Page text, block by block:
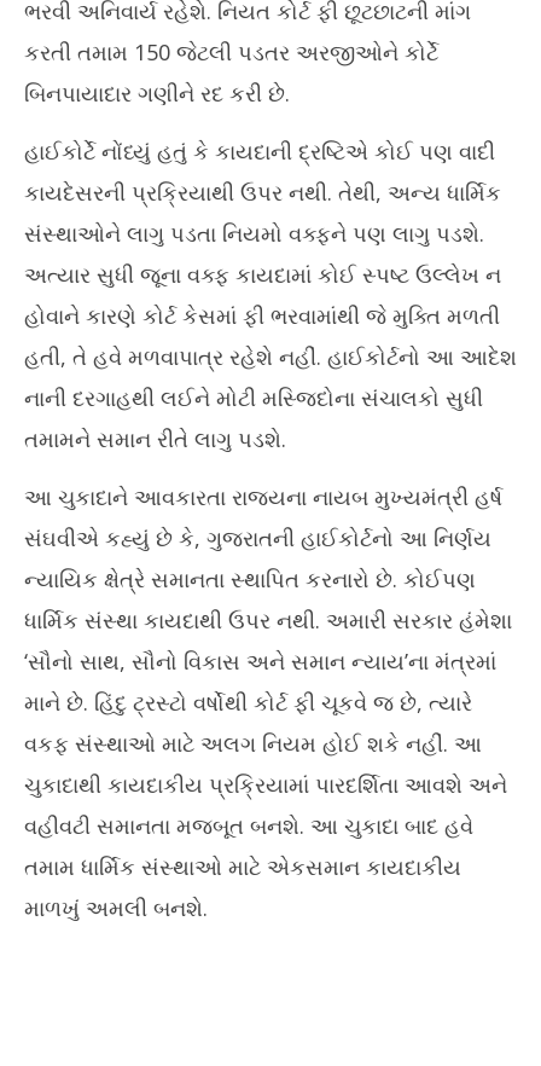
ભરવી અનિવાર્ય રહેશે. નિયત કોર્ટ ફી છૂટછાટની માંગ
કરતી તમામ 150 જેટલી પડતર અરજીઓને કોર્ટે
બિનપાયાદાર ગણીને રદ કરી છે.
હાઈકોર્ટે નોંધ્યું હતું કે કાયદાની દ્રષ્ટિએ કોઈ પણ વાદી
કાયદેસરની પ્રક્રિયાથી ઉપર નથી. તેથી, અન્ય ધાર્મિક
સંસ્થાઓને લાગુ પડતા નિયમો વક્ફને પણ લાગુ પડશે.
અત્યાર સુધી જૂના વક્ફ કાયદામાં કોઈ સ્પષ્ટ ઉલ્લેખ ન
હોવાને કારણે કોર્ટ કેસમાં ફી ભરવામાંથી જે મુક્તિ મળતી
હતી, તે હવે મળવાપાત્ર રહેશે નહીં. હાઈકોર્ટનો આ આદેશ
નાની દરગાહથી લઈને મોટી મસ્જિદોના સંચાલકો સુધી
તમામને સમાન રીતે લાગુ પડશે.
આ ચુકાદાને આવકારતા રાજ્યના નાયબ મુખ્યમંત્રી હર્ષ
સંઘવીએ કહ્યું છે કે, ગુજરાતની હાઈકોર્ટનો આ નિર્ણય
ન્યાયિક ક્ષેત્રે સમાનતા સ્થાપિત કરનારો છે. કોઈપણ
ધાર્મિક સંસ્થા કાયદાથી ઉપર નથી. અમારી સરકાર હંમેશા
‘સૌનો સાથ, સૌનો વિકાસ અને સમાન ન્યાય’ના મંત્રમાં
માને છે. હિંદુ ટ્રસ્ટો વર્ષોથી કોર્ટ ફી ચૂકવે જ છે, ત્યારે
વકફ સંસ્થાઓ માટે અલગ નિયમ હોઈ શકે નહીં. આ
ચુકાદાથી કાયદાકીય પ્રક્રિયામાં પારદર્શિતા આવશે અને
વહીવટી સમાનતા મજબૂત બનશે. આ ચુકાદા બાદ હવે
તમામ ધાર્મિક સંસ્થાઓ માટે એકસમાન કાયદાકીય
માળખું અમલી બનશે.